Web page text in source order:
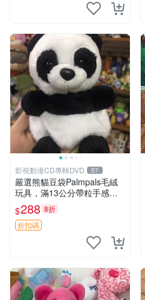
影視動漫CD專輯DVD 57
嚴選熊貓豆袋Palmpals毛絨
玩具，滿13公分帶粒手感極
佳，電影主題周邊推薦 熊貓
Palmpals 毛絨玩具 豆袋 劇場
版周邊
$288 8折
折扣碼